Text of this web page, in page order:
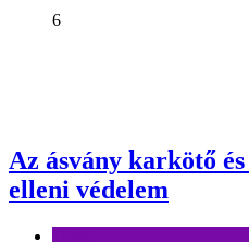
6
Az ásvány karkötő
elleni védelem